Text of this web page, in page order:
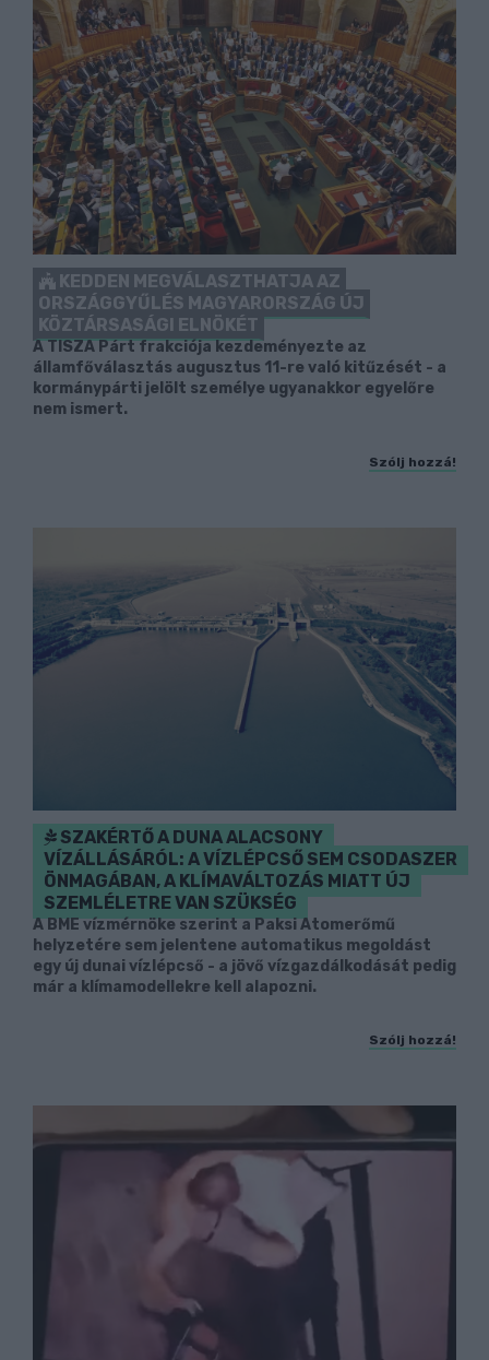
KEDDEN MEGVÁLASZTHATJA AZ
ORSZÁGGYŰLÉS MAGYARORSZÁG ÚJ
KÖZTÁRSASÁGI ELNÖKÉT
A TISZA Párt frakciója kezdeményezte az
államfőválasztás augusztus 11-re való kitűzését - a
kormánypárti jelölt személye ugyanakkor egyelőre
nem ismert.
Szólj hozzá!
SZAKÉRTŐ A DUNA ALACSONY
VÍZÁLLÁSÁRÓL: A VÍZLÉPCSŐ SEM CSODASZER
ÖNMAGÁBAN, A KLÍMAVÁLTOZÁS MIATT ÚJ
SZEMLÉLETRE VAN SZÜKSÉG
A BME vízmérnöke szerint a Paksi Atomerőmű
helyzetére sem jelentene automatikus megoldást
egy új dunai vízlépcső - a jövő vízgazdálkodását pedig
már a klímamodellekre kell alapozni.
Szólj hozzá!